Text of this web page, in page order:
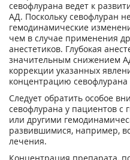
севофлурана ведет к
АД. Поскольку севофлуран
гемодинамические
чем в случае применения
анестетиков. Глубокая
значительным снижением
коррекции указанных
концентрацию севофлурана
Следует обратить особое
севофлурана у пациентов с
или другими
развившимися, например,
лечения.